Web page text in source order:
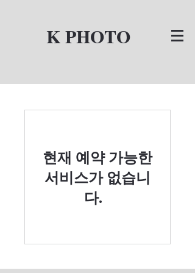
K PHOTO
현재 예약 가능한
서비스가 없습니
다.